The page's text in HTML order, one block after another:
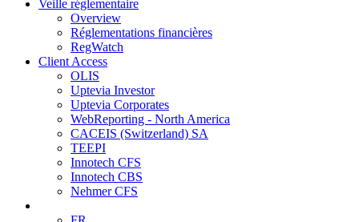
Veille réglementaire
Overview
Réglementations financières
RegWatch
Client Access
OLIS
Uptevia Investor
Uptevia Corporates
WebReporting - North America
CACEIS (Switzerland) SA
TEEPI
Innotech CFS
Innotech CBS
Nehmer CFS